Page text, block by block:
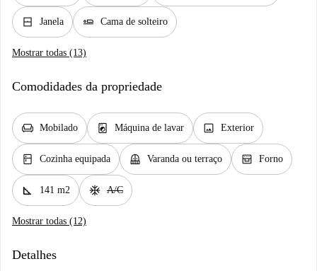
window_closed Janela airline_seat_flat Cama de solteiro
Mostrar todas (13)
Comodidades da propriedade
chair Mobilado local_laundry_service Máquina de lavar image Exterior
kitchen Cozinha equipada balcony Varanda ou terraço oven_gen Forno
square_foot 141 m2 ac_unit A/C
Mostrar todas (12)
Detalhes